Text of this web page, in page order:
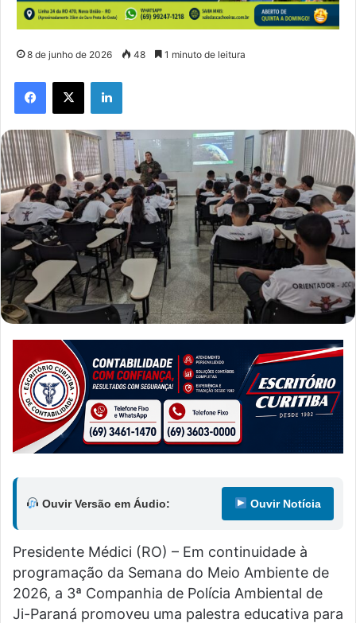
8 de junho de 2026 48 1 minuto de leitura
Facebook
X Linkedin
Ouvir Versão em Áudio: Ouvir Notícia
Presidente Médici (RO) – Em continuidade à
programação da Semana do Meio Ambiente de
2026, a 3ª Companhia de Polícia Ambiental de
Ji-Paraná promoveu uma palestra educativa para